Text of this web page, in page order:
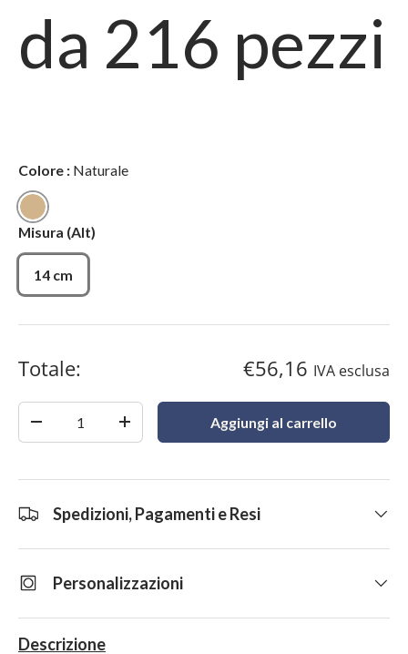
da 216 pezzi
Misura (Alt)
14 cm
Colore : Naturale
Naturale
Totale: €56,16 IVA esclusa
+ Aggiungi al carrello
Spedizioni, Pagamenti e Resi
Personalizzazioni
Descrizione